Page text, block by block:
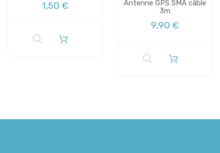
1,50 €
Antenne GPS SMA câble
3m
9,90 €